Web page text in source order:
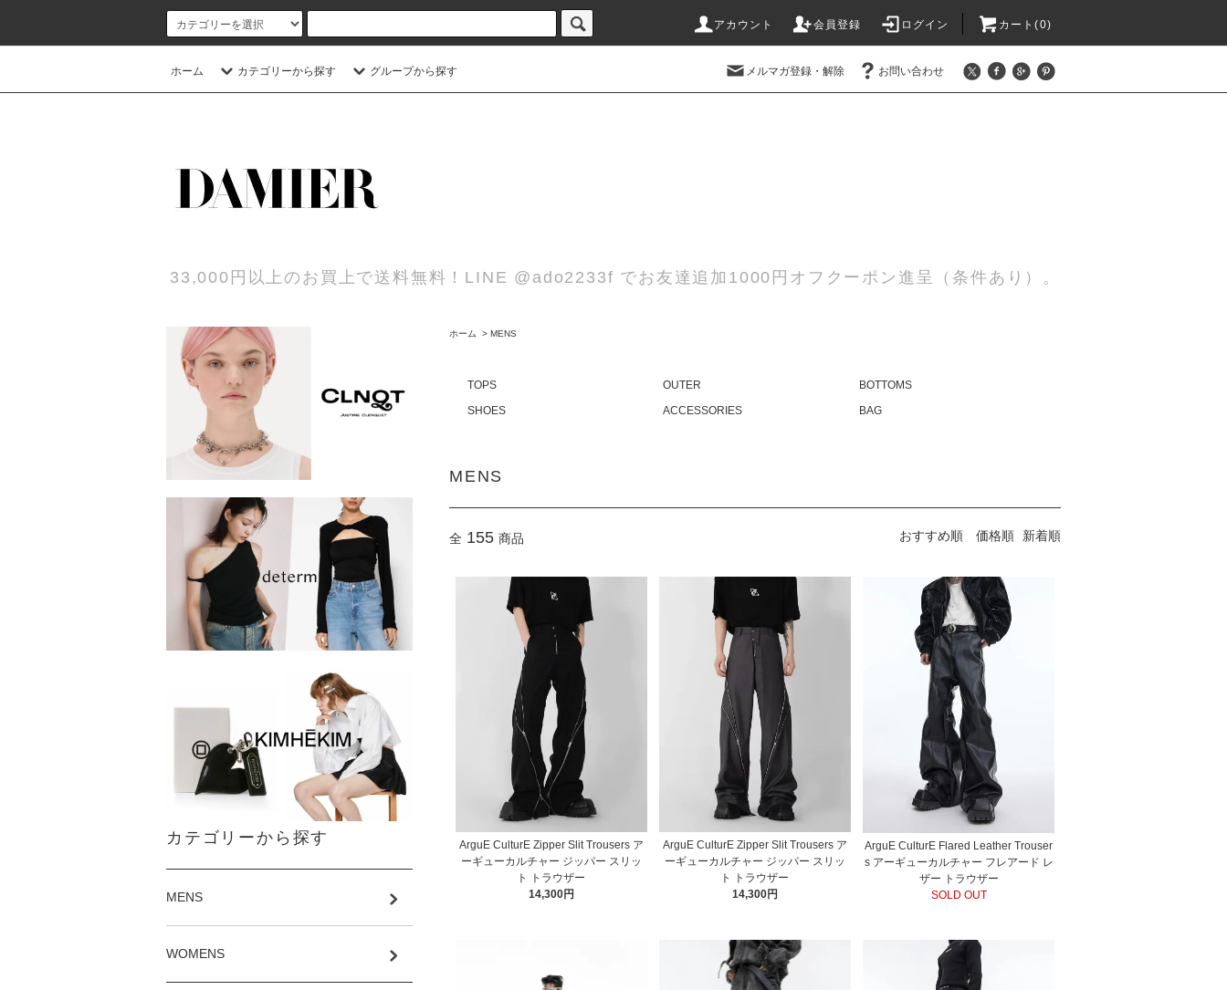
アカウント 会員登録 ログイン カート(0)
ホーム カテゴリーから探す グループから探す メルマガ登録・解除 お問い合わせ
33,000円以上のお買上で送料無料！LINE @ado2233f でお友達追加1000円オフクーポン進呈（条件あり）。
ホーム > MENS
TOPS OUTER
BOTTOMS
SHOES
ACCESSORIES BAG
MENS
全 155 商品 おすすめ順 価格順 新着順
ArguE CulturE Zipper Slit Trousers ア
ーギューカルチャー ジッパー スリッ
ト トラウザー
14,300円
ArguE CulturE Zipper Slit Trousers ア
ーギューカルチャー ジッパー スリッ
ト トラウザー
14,300円
ArguE CulturE Flared Leather Trouser
s アーギューカルチャー フレアード レ
ザー トラウザー
SOLD OUT
カテゴリーから探す
MENS
WOMENS